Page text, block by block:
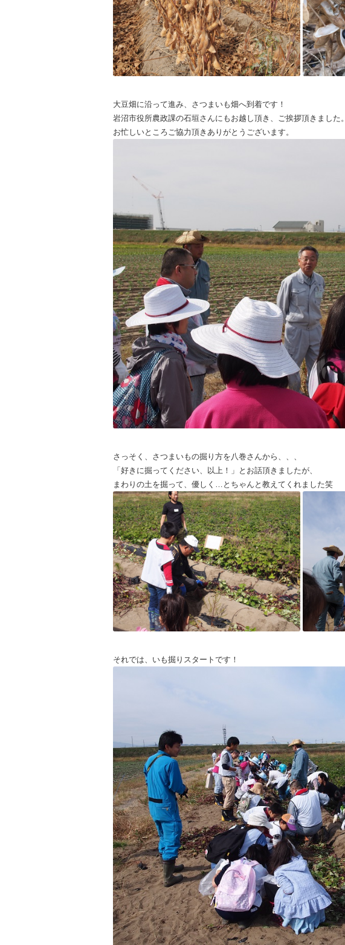
大豆畑に沿って進み、さつまいも畑へ到着です！
岩沼市役所農政課の石垣さんにもお越し頂き、ご挨拶頂きました。
お忙しいところご協力頂きありがとうございます。
さっそく、さつまいもの掘り方を八巻さんから、、、
「好きに掘ってください、以上！」とお話頂きましたが、
まわりの土を掘って、優しく…とちゃんと教えてくれました笑
それでは、いも掘りスタートです！